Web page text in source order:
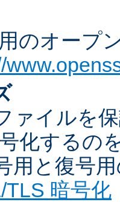
のオープ
ァイルを
化するの
用と復号
TLS 暗号化